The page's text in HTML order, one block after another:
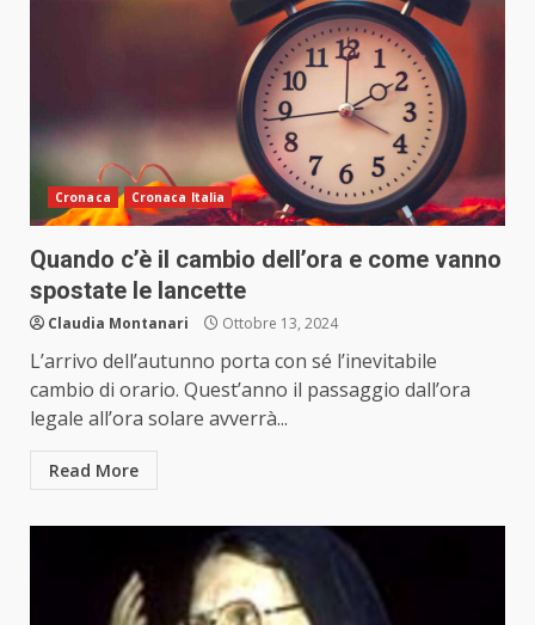
Cronaca Cronaca Italia
Quando c’è il cambio dell’ora e come vanno
spostate le lancette
Claudia Montanari Ottobre 13, 2024
L’arrivo dell’autunno porta con sé l’inevitabile
cambio di orario. Quest’anno il passaggio dall’ora
legale all’ora solare avverrà...
Read More